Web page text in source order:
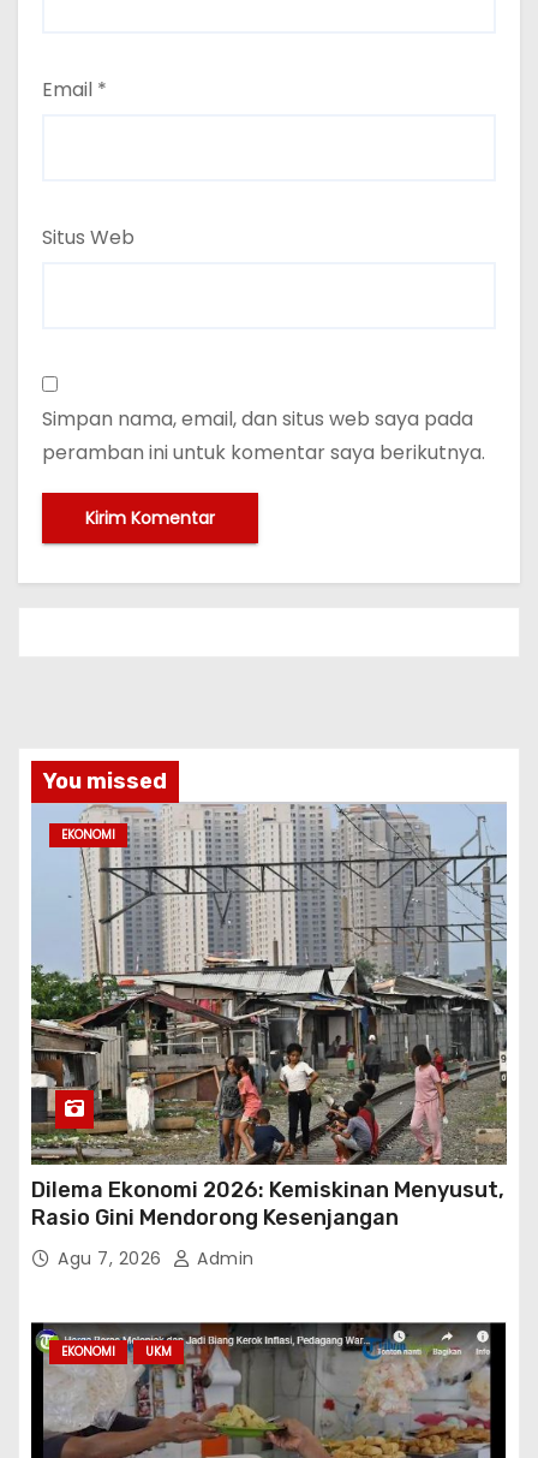
Email *
Situs Web
Simpan nama, email, dan situs web saya pada
peramban ini untuk komentar saya berikutnya.
You missed
EKONOMI
Dilema Ekonomi 2026: Kemiskinan Menyusut,
Rasio Gini Mendorong Kesenjangan
Agu 7, 2026 Admin
EKONOMI UKM